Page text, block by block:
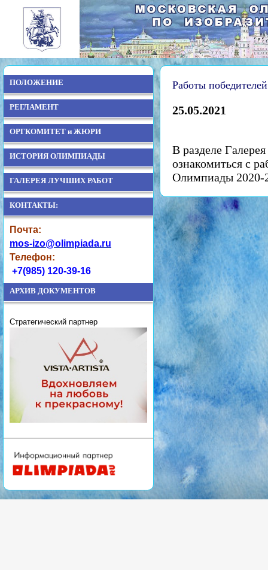
ПОЛОЖЕНИЕ
РЕГЛАМЕНТ
ОРГКОМИТЕТ и ЖЮРИ
ИСТОРИЯ ОЛИМПИАДЫ
ГАЛЕРЕЯ ЛУЧШИХ РАБОТ
КОНТАКТЫ:
Почта:
mos-izo@olimpiada.ru
Телефон:
+7(985) 120-39-16
АРХИВ ДОКУМЕНТОВ
Стратегический партнер
Работы
25.05.2021
В разделе
ознакомиться с
Олимпиады 2020-